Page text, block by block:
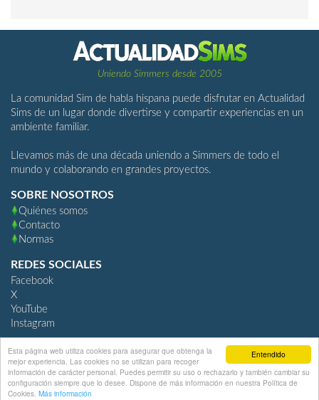
Entendido
Esta página web utiliza cookies para asegurar que obtenga la
mejor experiencia. Las cookies no se utilizan para recoger
información de carácter personal. Puedes permitir su uso o rechazarlo y también cambiar su
configuración siempre que lo desee. Dispone de más información en nuestra Política de
Cookies. Más información
Uniendo Simmers desde 2005
La comunidad Sim de habla hispana puede disfrutar en Actualidad
Sims de un lugar donde divertirse y compartir experiencias en un
ambiente familiar.
Llevamos más de una década uniendo a Simmers de todo el
mundo y colaborando en grandes proyectos.
SOBRE NOSOTROS
Quiénes somos
Contacto
Normas
REDES SOCIALES
Facebook
X
YouTube
Instagram
ActualidadSims.com
Community Software by Invision Power Services, Inc.